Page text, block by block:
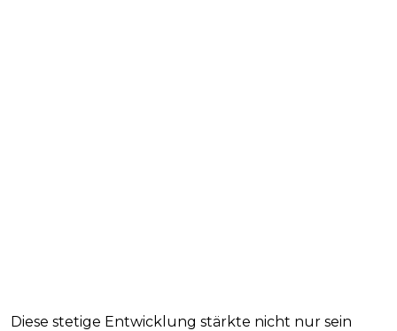
Diese stetige Entwicklung stärkte nicht nur sein